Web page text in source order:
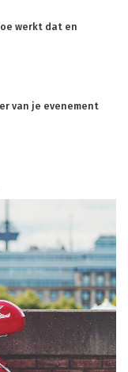
werkt dat en
van je evenement